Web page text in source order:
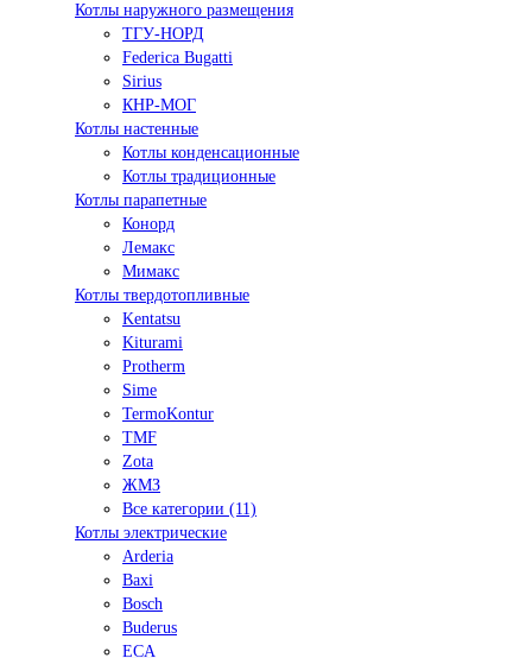
Котлы наружного размещения
ТГУ-НОРД
Federica Bugatti
Sirius
КНР-МОГ
Котлы настенные
Котлы конденсационные
Котлы традиционные
Котлы парапетные
Конорд
Лемакс
Мимакс
Котлы твердотопливные
Kentatsu
Kiturami
Protherm
Sime
TermoKontur
TMF
Zota
ЖМЗ
Все категории (11)
Котлы электрические
Arderia
Baxi
Bosch
Buderus
ECA